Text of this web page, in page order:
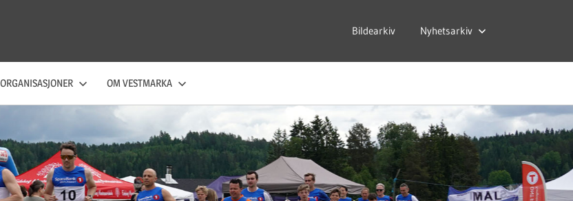
Bildearkiv Nyhetsarkiv
ORGANISASJONER OM VESTMARKA